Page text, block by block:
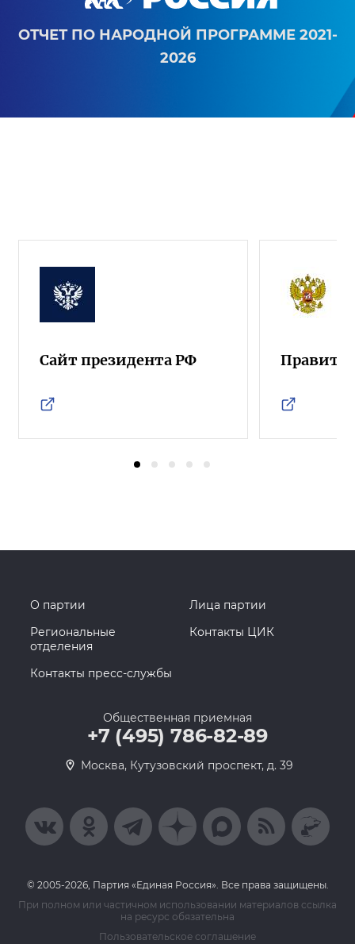
ОТЧЕТ ПО НАРОДНОЙ ПРОГРАММЕ 2021-
2026
Сайт президента РФ
О партии
Лица партии
Региональные
отделения
Контакты ЦИК
Контакты пресс-службы
Общественная приемная
+7 (495) 786-82-89
Москва, Кутузовский проспект, д. 39
© 2005-2026, Партия «Единая Россия». Все права защищены.
При полном или частичном использовании материалов ссылка
на ресурс обязательна
Пользовательское соглашение